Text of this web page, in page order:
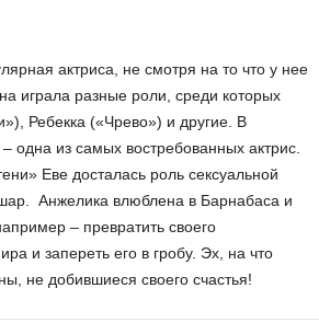
актриса, не смотря на то что у нее
играла разные роли, среди которых
Ребекка («Чрево») и другие. В
одна из самых востребованных актрис.
Еве досталась роль сексуальной
Анжелика влюблена в Барнабаса и
– превратить своего
и запереть его в гробу. Эх, на что
не добившиеся своего счастья!